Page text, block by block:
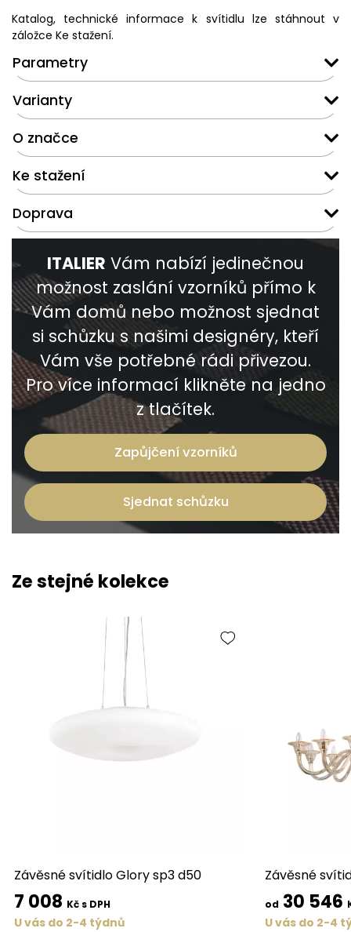
Katalog, technické informace k svítidlu lze stáhnout v
záložce Ke stažení.
Parametry
Varianty
O značce
Ke stažení
Doprava
ITALIER Vám nabízí jedinečnou
možnost zaslání vzorníků přímo k
Vám domů nebo možnost sjednat
si schůzku s našimi designéry, kteří
Vám vše potřebné rádi přivezou.
Pro více informací klikněte na jedno
z tlačítek.
Zapůjčení vzorníků
Sjednat schůzku
Ze stejné kolekce
Závěsné svítidlo Glory sp3 d50
7 008 Kč s DPH
U vás do 2-4 týdnů
Závěsné
od 30 546
U vás do 2-4